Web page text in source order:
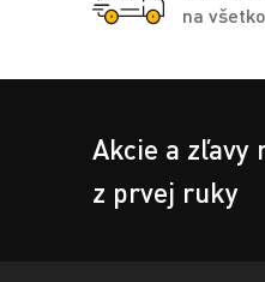
na
Akcie a zľavy
z prvej ruky